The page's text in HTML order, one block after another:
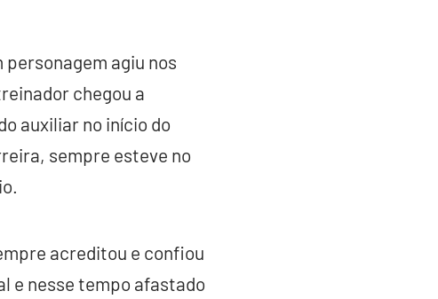
agiu nos
chegou a
auxiliar no início do
sempre esteve no
acreditou e confiou
e nesse tempo afastado